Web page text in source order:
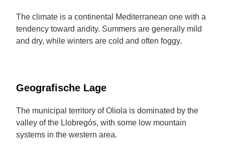
The climate is a continental Mediterranean one with a
tendency toward aridity. Summers are generally mild
and dry, while winters are cold and often foggy.
Geografische Lage
The municipal territory of Oliola is dominated by the
valley of the Llobregós, with some low mountain
systems in the western area.